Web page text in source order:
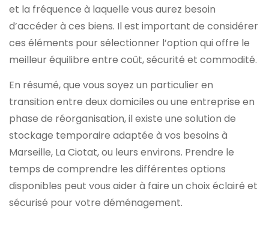
et la fréquence à laquelle vous aurez besoin
d’accéder à ces biens. Il est important de considérer
ces éléments pour sélectionner l’option qui offre le
meilleur équilibre entre coût, sécurité et commodité.
En résumé, que vous soyez un particulier en
transition entre deux domiciles ou une entreprise en
phase de réorganisation, il existe une solution de
stockage temporaire adaptée à vos besoins à
Marseille, La Ciotat, ou leurs environs. Prendre le
temps de comprendre les différentes options
disponibles peut vous aider à faire un choix éclairé et
sécurisé pour votre déménagement.